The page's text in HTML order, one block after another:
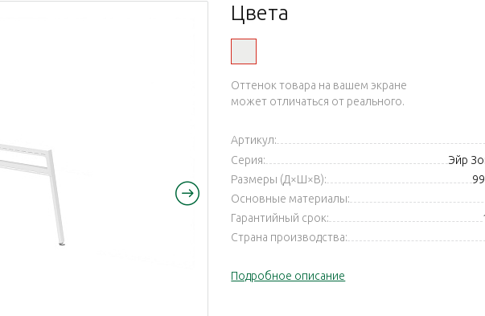
Цвета
Оттенок товара на вашем экране
может отличаться от реального.
Артикул:
Серия:
Эйр
Размеры (Д×Ш×В):
Основные материалы:
Гарантийный срок:
Страна производства:
Подробное описание